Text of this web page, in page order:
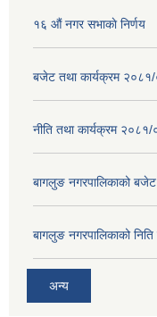
१६ ‌औं नगर सभाकाे निर्णय
बजेट तथा कार्यक्रम
नीति तथा कार्यक्रम
बागलुङ नगरपालिकाको
बागलुङ नगरपालिकाको
अन्य